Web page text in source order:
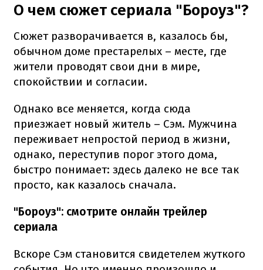
О чем сюжет сериала "Бороуз"?
Сюжет разворачивается в, казалось бы,
обычном доме престарелых – месте, где
жители проводят свои дни в мире,
спокойствии и согласии.
Однако все меняется, когда сюда
приезжает новый житель – Сэм. Мужчина
переживает непростой период в жизни,
однако, переступив порог этого дома,
быстро понимает: здесь далеко не все так
просто, как казалось сначала.
"Бороуз": смотрите онлайн трейлер
сериала
Вскоре Сэм становится свидетелем жуткого